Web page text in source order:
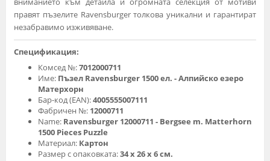
правят пъзелите Ravensburger толкова уникални и гарантират
незабравимо изживяване.
Спецификация:
Комсед №:7012000711
Име: Пъзел Ravensburger 1500 ел. - Алпийско езеро
Матерхорн
Бар-код (EAN):4005555007111
Фабричен №: 12000711
Name: Ravensburger 12000711 - Bergsee m. Matterhorn
1500 Pieces Puzzle
Материал: Картон
Размер с опаковката:34 x 26 x 6 см.